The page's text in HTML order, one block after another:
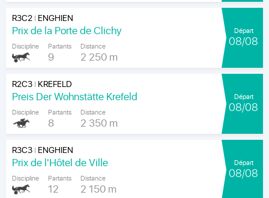
R3C2| ENGHIEN
Prix de la Porte de Clichy
Discipline Partants
9
Distance
2 250 m
Départ
08/08
R2C3| KREFELD
Preis Der Wohnstätte Krefeld
Discipline Partants
8
Distance
2 350 m
Départ
08/08
R3C3| ENGHIEN
Prix de l'Hôtel de Ville
Discipline Partants
12
Distance
2 150 m
Départ
08/08